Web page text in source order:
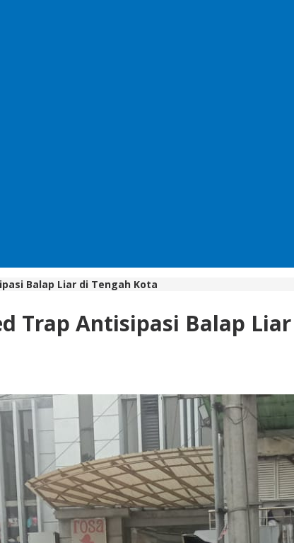
Balap Liar di Tengah Kota
Trap Antisipasi Balap